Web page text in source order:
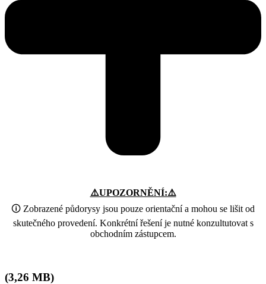
⚠️UPOZORNĚNÍ:⚠️
🛈 Zobrazené půdorysy jsou pouze orientační a mohou se lišit od
skutečného provedení. Konkrétní řešení je nutné konzultutovat s
obchodním zástupcem.
(3,26 MB)